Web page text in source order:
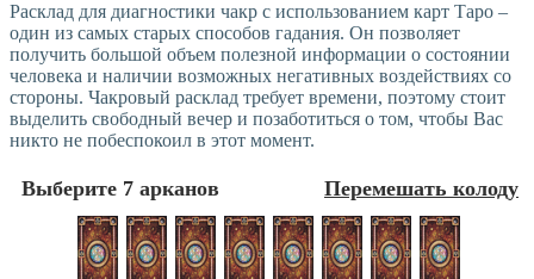
Расклад для диагностики чакр с использованием карт Таро –
один из самых старых способов гадания. Он позволяет
получить большой объем полезной информации о состоянии
человека и наличии возможных негативных воздействиях со
стороны. Чакровый расклад требует времени, поэтому стоит
выделить свободный вечер и позаботиться о том, чтобы Вас
никто не побеспокоил в этот момент.
Выберите 7 арканов Перемешать колоду